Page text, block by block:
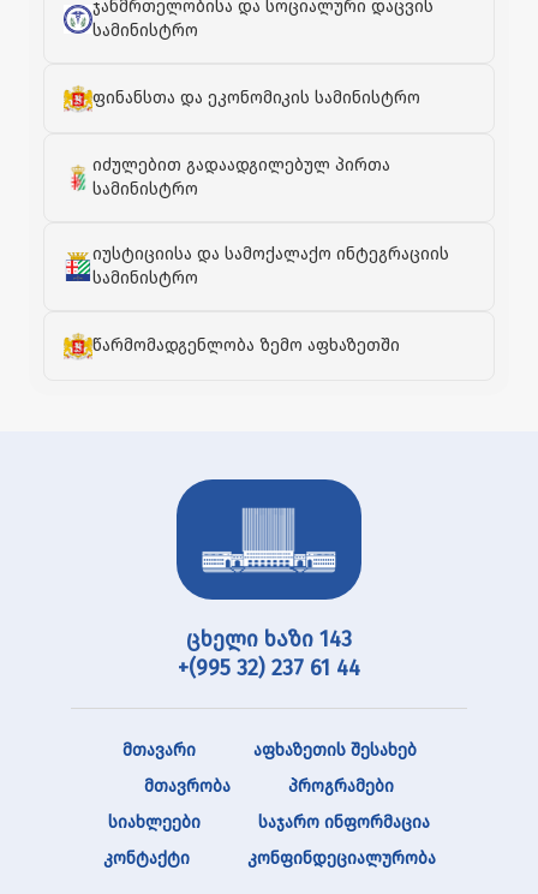
ჯანმრთელობისა და სოციალური დაცვის
სამინისტრო
ფინანსთა და ეკონომიკის სამინისტრო
იძულებით გადაადგილებულ პირთა
სამინისტრო
იუსტიციისა და სამოქალაქო ინტეგრაციის
სამინისტრო
წარმომადგენლობა ზემო აფხაზეთში
ცხელი ხაზი 143
+(995 32) 237 61 44
მთავარი
აფხაზეთის შესახებ
მთავრობა
პროგრამები
სიახლეები
საჯარო ინფორმაცია
კონტაქტი
კონფინდეციალურობა